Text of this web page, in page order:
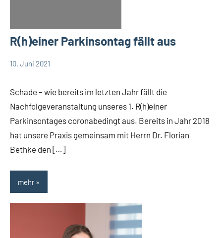
R(h)einer Parkinsontag fällt aus
10. Juni 2021
Schade – wie bereits im letzten Jahr fällt die
Nachfolgeveranstaltung unseres 1. R(h)einer
Parkinsontages coronabedingt aus. Bereits in Jahr 2018
hat unsere Praxis gemeinsam mit Herrn Dr. Florian
Bethke den […]
mehr